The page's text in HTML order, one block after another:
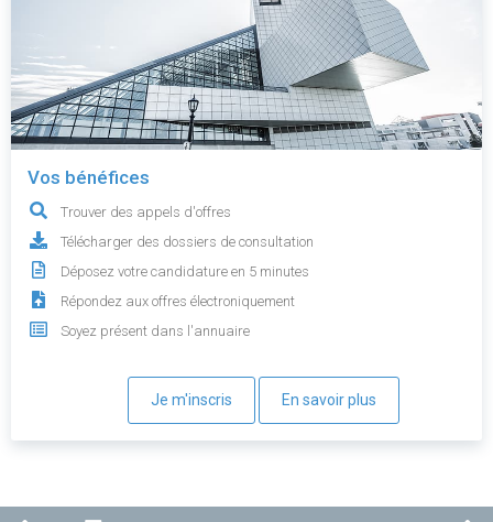
Vos bénéfices
Trouver des appels d'offres
Télécharger des dossiers de consultation
Déposez votre candidature en 5 minutes
Répondez aux offres électroniquement
Soyez présent dans l'annuaire
Je m'inscris En savoir plus